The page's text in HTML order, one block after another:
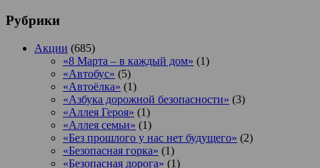
Рубрики
Акции (685)
«8 Марта – в каждый дом» (1)
«Автобус» (5)
«Автоёлка» (1)
«Азбука дорожной безопасности» (3)
«Аллея Героя» (1)
«Аллея семьи» (1)
«Без прошлого у нас нет будущего» (2)
«Безопасная горка» (1)
«Безопасная дорога» (1)